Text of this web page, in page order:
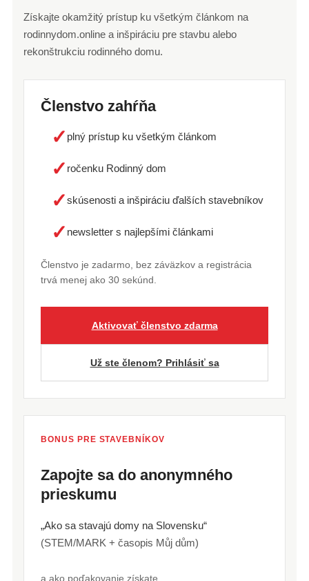
Získajte okamžitý prístup ku všetkým článkom na
rodinnydom.online a inšpiráciu pre stavbu alebo
rekonštrukciu rodinného domu.
Členstvo zahŕňa
✓ plný prístup ku všetkým článkom
✓ ročenku Rodinný dom
✓skúsenosti a inšpiráciu ďalších stavebníkov
✓ newsletter s najlepšími článkami
Členstvo je zadarmo, bez záväzkov a registrácia
trvá menej ako 30 sekúnd.
Aktivovať členstvo zdarma
Už ste členom? Prihlásiť sa
BONUS PRE STAVEBNÍKOV
Zapojte sa do anonymného
prieskumu
„Ako sa stavajú domy na Slovensku“
(STEM/MARK + časopis Můj dům)
a ako poďakovanie získate